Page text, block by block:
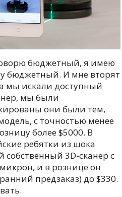
бюджетный, я имею
бюджетный. И мне вторят
мы искали доступный
мы были
они были тем,
с точностью менее
более $5000. В
ребятки из шока
3D-сканер с
и в рознице он
предзаказ) до $330.